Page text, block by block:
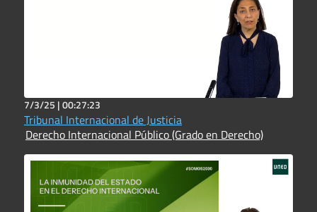
7/3/25 |00:27:23
Tribunal Internacional de Justicia
Derecho Internacional Público (Grado en Derecho)